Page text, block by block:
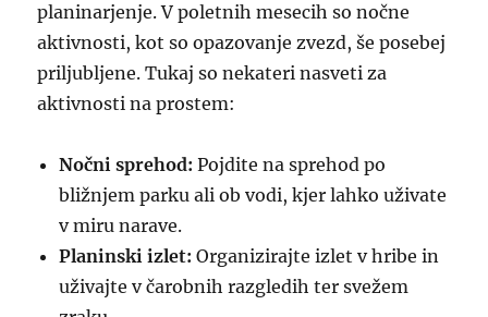
planinarjenje. V poletnih mesecih so nočne
aktivnosti, kot so opazovanje zvezd, še posebej
priljubljene. Tukaj so nekateri nasveti za
aktivnosti na prostem:
Nočni sprehod: Pojdite na sprehod po
bližnjem parku ali ob vodi, kjer lahko uživate
v miru narave.
Planinski izlet: Organizirajte izlet v hribe in
uživajte v čarobnih razgledih ter svežem